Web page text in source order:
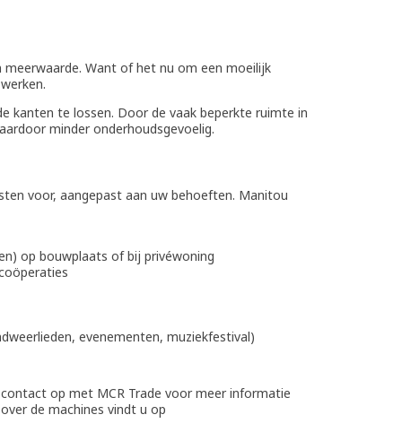
Want of het nu om een moeilijk
kanten te lossen. Door de vaak beperkte ruimte in
minder onderhoudsgevoelig.
voor, aangepast aan uw behoeften. Manitou
op bouwplaats of bij privéwoning
evenementen, muziekfestival)
op met MCR Trade voor meer informatie
de machines vindt u op